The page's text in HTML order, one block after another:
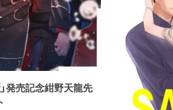
発売記念紺野天龍先